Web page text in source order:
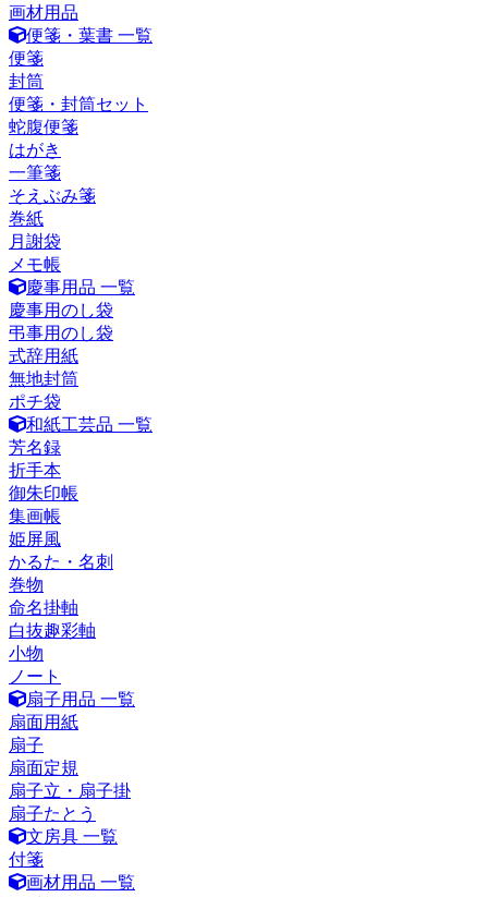
画材用品
便箋・葉書 一覧
便箋
封筒
便箋・封筒セット
蛇腹便箋
はがき
一筆箋
そえぶみ箋
巻紙
月謝袋
メモ帳
慶事用品 一覧
慶事用のし袋
弔事用のし袋
式辞用紙
無地封筒
ポチ袋
和紙工芸品 一覧
芳名録
折手本
御朱印帳
集画帳
姫屏風
かるた・名刺
巻物
命名掛軸
白抜趣彩軸
小物
ノート
扇子用品 一覧
扇面用紙
扇子
扇面定規
扇子立・扇子掛
扇子たとう
文房具 一覧
付箋
画材用品 一覧